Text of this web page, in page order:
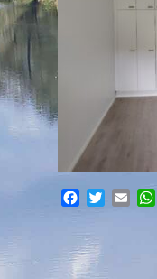
FacebookTwitterEmail